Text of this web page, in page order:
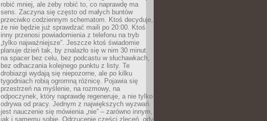
robić mniej, ale żeby robić to, co naprawdę ma
sens. Zaczyna się często od małych buntów
przeciwko codziennym schematom. Ktoś decyduje,
że nie będzie już sprawdzać maili po 20:00. Ktoś
inny przenosi powiadomienia z telefonu na tryb
„tylko najważniejsze”. Jeszcze ktoś świadomie
planuje dzień tak, by znalazło się w nim 30 minut
na spacer bez celu, bez podcastu w słuchawkach,
bez odhaczania kolejnego punktu z listy. Te
drobiazgi wydają się niepozorne, ale po kilku
tygodniach robią ogromną różnicę. Pojawia się
przestrzeń na myślenie, na rozmowy, na
odpoczynek, który naprawdę regeneruje, a nie tylko
odrywa od pracy. Jednym z największych wyzwań
jest nauczenie się mówienia „nie” – zarówno innym,
jak i samemu sobie. Odrzucenie części zleceń, gdy